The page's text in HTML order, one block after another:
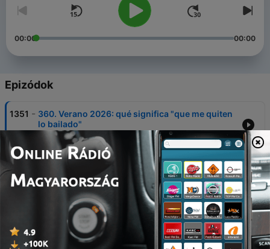
00:00 00:00
Epizódok
1351 - 360. Verano 2026: qué significa "que me quiten
lo bailado"
06 aug. 2026
1350 - 359. Español para el verano: lo que sí o sí debes
30 júl. 2026
358. ¿Sabes qué significa "caer redondo" o
"caer una bronca"?
23 júl. 2026